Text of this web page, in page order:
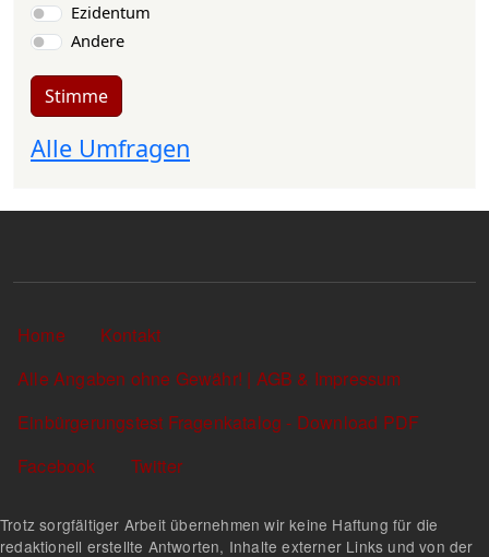
Ezidentum
Andere
Stimme
Alle Umfragen
Sekundärlinks
Home
Kontakt
Alle Angaben ohne Gewähr! | AGB & Impressum
Einbürgerungstest Fragenkatalog - Download PDF
Facebook
Twitter
Trotz sorgfältiger Arbeit übernehmen wir keine Haftung für die
redaktionell erstellte Antworten, Inhalte externer Links und von der